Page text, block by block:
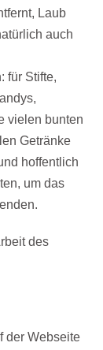
Laub
auch
für Stifte,
vielen bunten
Getränke
hoffentlich
um das
des
der Webseite